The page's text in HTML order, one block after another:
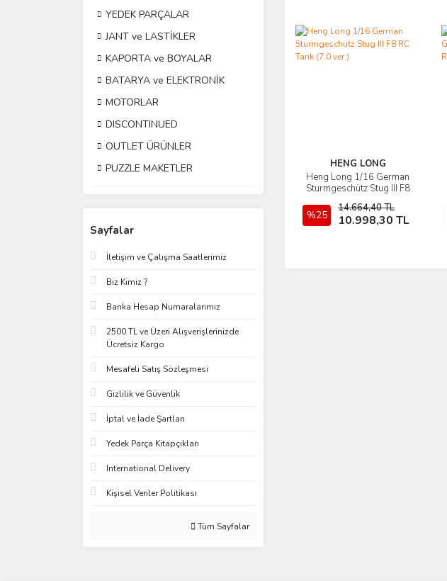
YEDEK PARÇALAR
JANT ve LASTİKLER
KAPORTA ve BOYALAR
BATARYA ve ELEKTRONİK
MOTORLAR
DISCONTINUED
OUTLET ÜRÜNLER
PUZZLE MAKETLER
Sayfalar
İletişim ve Çalışma Saatlerimiz
Biz Kimiz ?
Banka Hesap Numaralarımız
2500 TL ve Üzeri Alışverişlerinizde
Ücretsiz Kargo
Mesafeli Satış Sözleşmesi
Gizlilik ve Güvenlik
İptal ve İade Şartları
Yedek Parça Kitapçıkları
International Delivery
Kişisel Veriler Politikası
Tüm Sayfalar
HENG LONG
Heng Long 1/16 German
Sturmgeschütz Stug III F8
%25
14.664,40 TL
10.998,30 TL
Ürünü İncele
Sepete Ekle